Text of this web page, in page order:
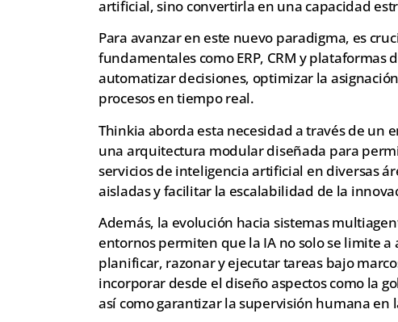
artificial, sino convertirla en una capacidad
Para avanzar en este nuevo paradigma, es
fundamentales como ERP, CRM y
automatizar decisiones, optimizar la
procesos en tiempo real.
Thinkia aborda esta necesidad a través de un
una arquitectura modular diseñada para
servicios de inteligencia artificial en diversas
aisladas y facilitar la escalabilidad de la
Además, la evolución hacia sistemas
entornos permiten que la IA no solo se limite
planificar, razonar y ejecutar tareas bajo
incorporar desde el diseño aspectos como la
así como garantizar la supervisión humana en